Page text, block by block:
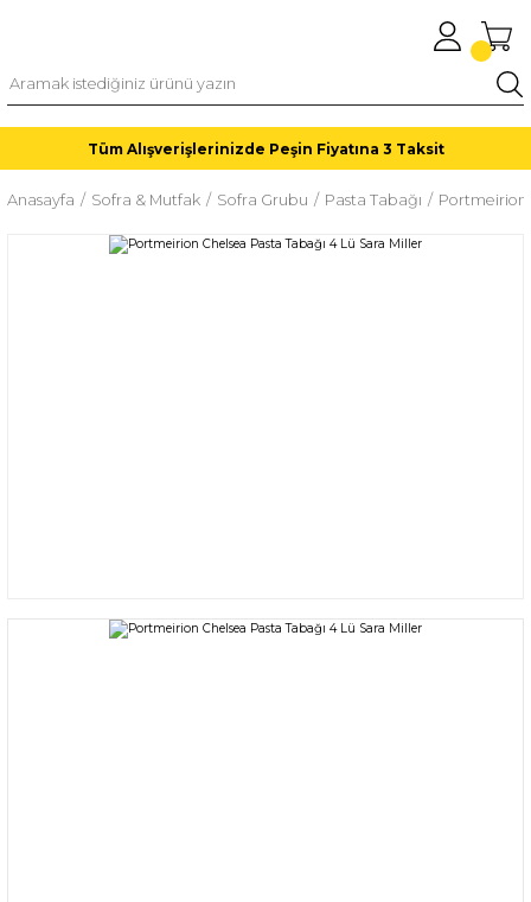
Tüm Alışverişlerinizde Peşin Fiyatına 3 Taksit
Anasayfa Sofra & Mutfak Sofra Grubu Pasta Tabağı Portmeirion